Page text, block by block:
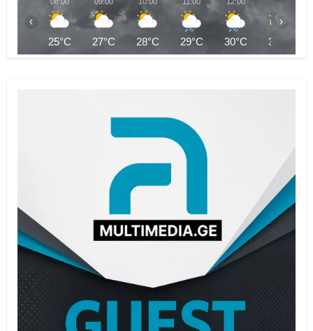
25°C 27°C 28°C 29°C 30°C 31°C
‹ ›